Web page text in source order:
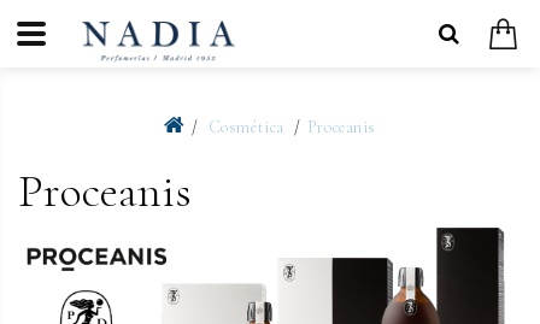
Cosmética Proceanis
Proceanis